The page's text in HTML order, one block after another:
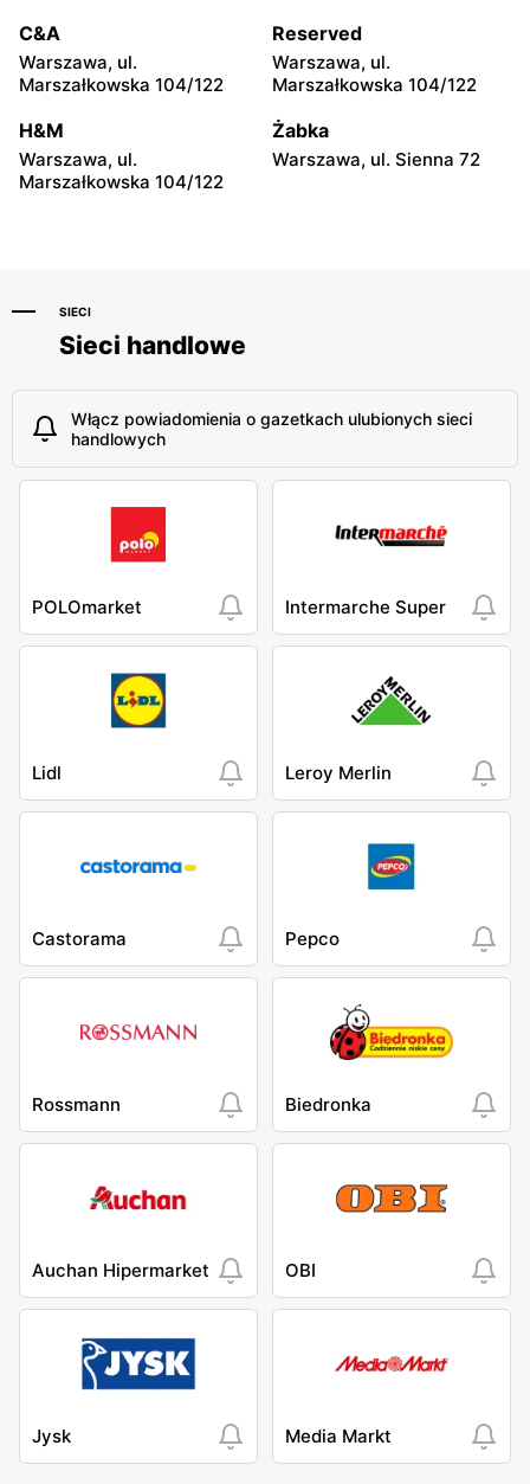
Gama
Łowicz, ul. 11 Listopada 2
Gama
Łowicz, ul. Lipowa 1
Gama
Łowicz, ul. Katarzynów 5
Gama
Nowe Łubki, ul. Nowe Łubki
C&A
Warszawa, ul.
Marszałkowska 104/122
Reserved
Warszawa, ul.
Marszałkowska 104/122
H&M
Warszawa, ul.
Marszałkowska 104/122
Żabka
Warszawa, ul. Sienna 72
SIECI
Sieci handlowe
Włącz powiadomienia o gazetkach ulubionych sieci
handlowych
POLOmarket Intermarche Super
Lidl Leroy Merlin
Castorama Pepco
Rossmann Biedronka
Auchan Hipermarket OBI
Jysk Media Markt